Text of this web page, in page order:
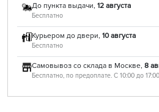
До пункта выдачи, 12 августа
Бесплатно
Курьером до двери, 10 августа
Бесплатно
Самовывоз со склада в Москве, 8
Бесплатно, по предоплате. С 10:00 до